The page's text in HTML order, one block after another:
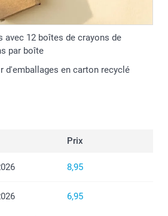
avec 12 boîtes de crayons de
par boîte
d'emballages en carton recyclé
Prix
8,95
6,95